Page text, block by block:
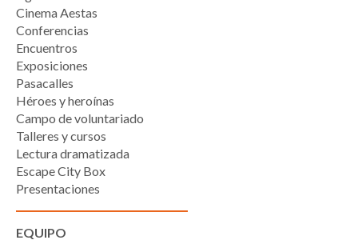
Cinema Aestas
Conferencias
Encuentros
Exposiciones
Pasacalles
Héroes y heroínas
Campo de voluntariado
Talleres y cursos
Lectura dramatizada
Escape City Box
Presentaciones
EQUIPO